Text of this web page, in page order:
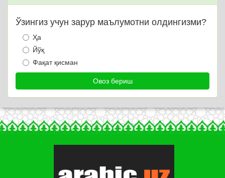
Ўзингиз учун зарур маълумотни олдингизми?
Ҳа
Йўқ
Фақат қисман